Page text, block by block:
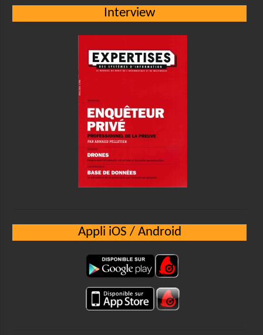
Interview
Appli iOS / Android